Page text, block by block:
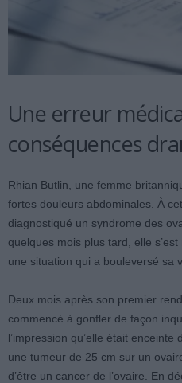
Une erreur
conséquences
Rhian Butlin, une femme
fortes douleurs abdominales. À
diagnostiqué un syndrome des
quelques mois plus tard, elle
une situation qui a bouleversé sa
Deux mois après son premier
commencé à gonfler de façon
l’impression qu’elle était enceinte
une tumeur de 25 cm sur un
d’être un cancer de l’ovaire. En